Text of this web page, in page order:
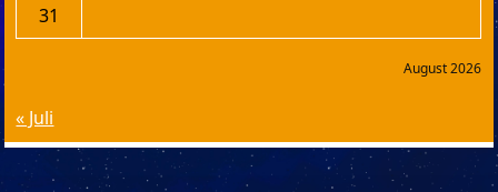
August 2026
31
« Juli